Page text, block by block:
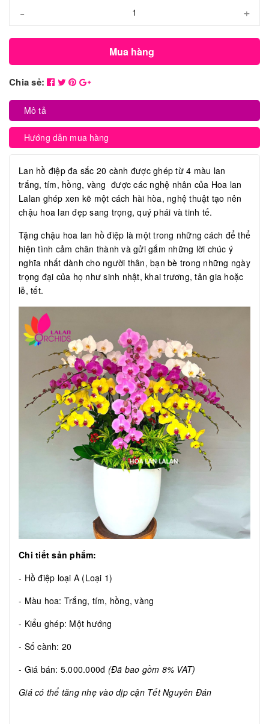
- +
Mua hàng
Chia sẻ:
Mô tả
Hướng dẫn mua hàng
Lan hồ điệp đa sắc 20 cành được ghép từ 4 màu lan
trắng, tím, hồng, vàng được các nghệ nhân của Hoa lan
Lalan ghép xen kẽ một cách hài hòa, nghệ thuật tạo nên
chậu hoa lan đẹp sang trọng, quý phái và tinh tế.
Tặng chậu hoa lan hồ điệp là một trong những cách để thể
hiện tình cảm chân thành và gửi gắm những lời chúc ý
nghĩa nhất dành cho người thân, bạn bè trong những ngày
trọng đại của họ như sinh nhật, khai trương, tân gia hoặc
lễ, tết.
Chi tiết sản phẩm:
- Hồ điệp loại A (Loại 1)
- Màu hoa: Trắng, tím, hồng, vàng
- Kiểu ghép: Một hướng
- Số cành: 20
- Giá bán: 5.000.000đ (Đã bao gồm 8% VAT)
Giá có thể tăng nhẹ vào dịp cận Tết Nguyên Đán